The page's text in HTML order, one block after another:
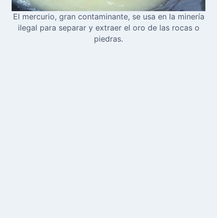
El mercurio, gran contaminante, se usa en la minería
ilegal para separar y extraer el oro de las rocas o
piedras.